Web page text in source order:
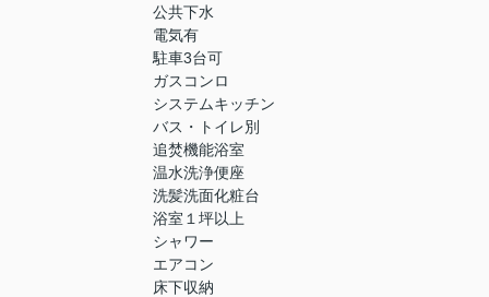
公共下水
電気有
駐車3台可
ガスコンロ
システムキッチン
バス・トイレ別
追焚機能浴室
温水洗浄便座
洗髪洗面化粧台
浴室１坪以上
シャワー
エアコン
床下収納